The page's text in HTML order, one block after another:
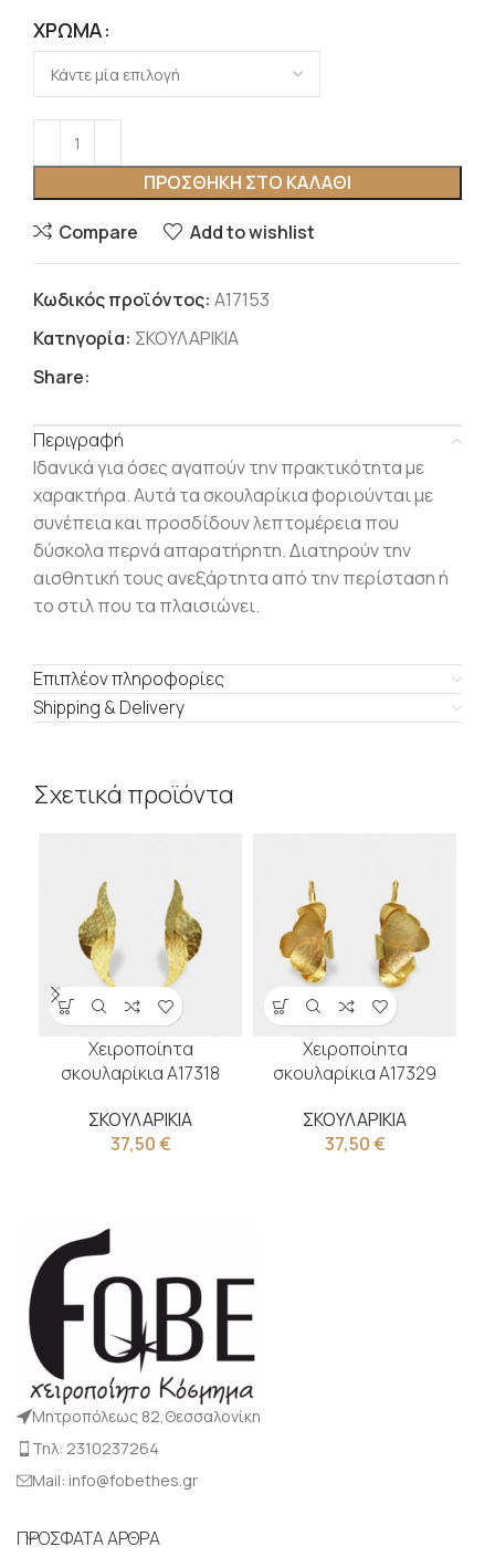
ΧΡΏΜΑ
ΠΡΟΣΘΉΚΗ ΣΤΟ ΚΑΛΆΘΙ
Compare Add to wishlist
Κωδικός προϊόντος: Α17153
Κατηγορία: ΣΚΟΥΛΑΡΙΚΙΑ
Share:
Περιγραφή
Ιδανικά για όσες αγαπούν την πρακτικότητα με
χαρακτήρα. Αυτά τα σκουλαρίκια φοριούνται με
συνέπεια και προσδίδουν λεπτομέρεια που
δύσκολα περνά απαρατήρητη. Διατηρούν την
αισθητική τους ανεξάρτητα από την περίσταση ή
το στιλ που τα πλαισιώνει.
Επιπλέον πληροφορίες
Shipping & Delivery
Σχετικά προϊόντα
Χειροποίητα
σκουλαρίκια Α17318
ΣΚΟΥΛΑΡΙΚΙΑ
37,50€
Χειροποίητα
σκουλαρίκια Α17329
ΣΚΟΥΛΑΡΙΚΙΑ
37,50€
Μητροπόλεως 82,Θεσσαλονίκη
Τηλ: 2310237264
Mail: info@fobethes.gr
ΠΡΟΣΦΑΤΑ ΑΡΘΡΑ